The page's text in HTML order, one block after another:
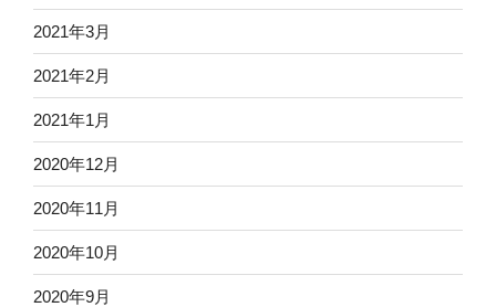
2021年3月
2021年2月
2021年1月
2020年12月
2020年11月
2020年10月
2020年9月